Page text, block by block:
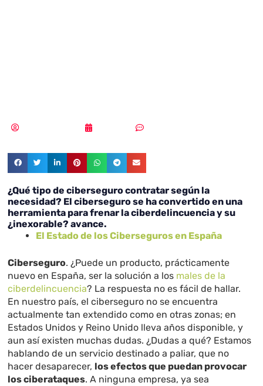
¿Qué tipo de ciberseguro contratar según la
necesidad? El ciberseguro se ha convertido en una
herramienta para frenar la ciberdelincuencia y su
¿inexorable? avance.
El Estado de los Ciberseguros en España
Ciberseguro. ¿Puede un producto, prácticamente
nuevo en España, ser la solución a los males de la
ciberdelincuencia? La respuesta no es fácil de hallar.
En nuestro país, el ciberseguro no se encuentra
actualmente tan extendido como en otras zonas; en
Estados Unidos y Reino Unido lleva años disponible, y
aun así existen muchas dudas. ¿Dudas a qué? Estamos
hablando de un servicio destinado a paliar, que no
hacer desaparecer, los efectos que puedan provocar
los ciberataques. A ninguna empresa, ya sea